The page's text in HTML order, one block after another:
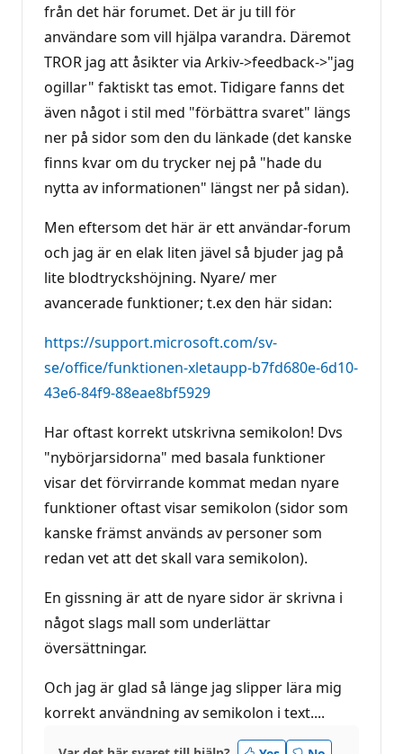
från det här forumet. Det är ju till för
användare som vill hjälpa varandra. Däremot
TROR jag att åsikter via Arkiv->feedback->"jag
ogillar" faktiskt tas emot. Tidigare fanns det
även något i stil med "förbättra svaret" längs
ner på sidor som den du länkade (det kanske
finns kvar om du trycker nej på "hade du
nytta av informationen" längst ner på sidan).
Men eftersom det här är ett användar-forum
och jag är en elak liten jävel så bjuder jag på
lite blodtryckshöjning. Nyare/ mer
avancerade funktioner; t.ex den här sidan:
https://support.microsoft.com/sv-
se/office/funktionen-xletaupp-b7fd680e-6d10-
43e6-84f9-88eae8bf5929
Har oftast korrekt utskrivna semikolon! Dvs
"nybörjarsidorna" med basala funktioner
visar det förvirrande kommat medan nyare
funktioner oftast visar semikolon (sidor som
kanske främst används av personer som
redan vet att det skall vara semikolon).
En gissning är att de nyare sidor är skrivna i
något slags mall som underlättar
översättningar.
Och jag är glad så länge jag slipper lära mig
korrekt användning av semikolon i text....